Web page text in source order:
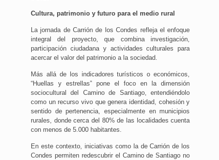
Cultura, patrimonio y futuro para el medio rural
La jornada de Carrión de los Condes refleja el enfoque
integral del proyecto, que combina investigación,
participación ciudadana y actividades culturales para
acercar el valor del patrimonio a la sociedad.
Más allá de los indicadores turísticos o económicos,
“Huellas y estrellas” pone el foco en la dimensión
sociocultural del Camino de Santiago, entendiéndolo
como un recurso vivo que genera identidad, cohesión y
sentido de pertenencia, especialmente en municipios
rurales, donde cerca del 80% de las localidades cuenta
con menos de 5.000 habitantes.
En este contexto, iniciativas como la de Carrión de los
Condes permiten redescubrir el Camino de Santiago no